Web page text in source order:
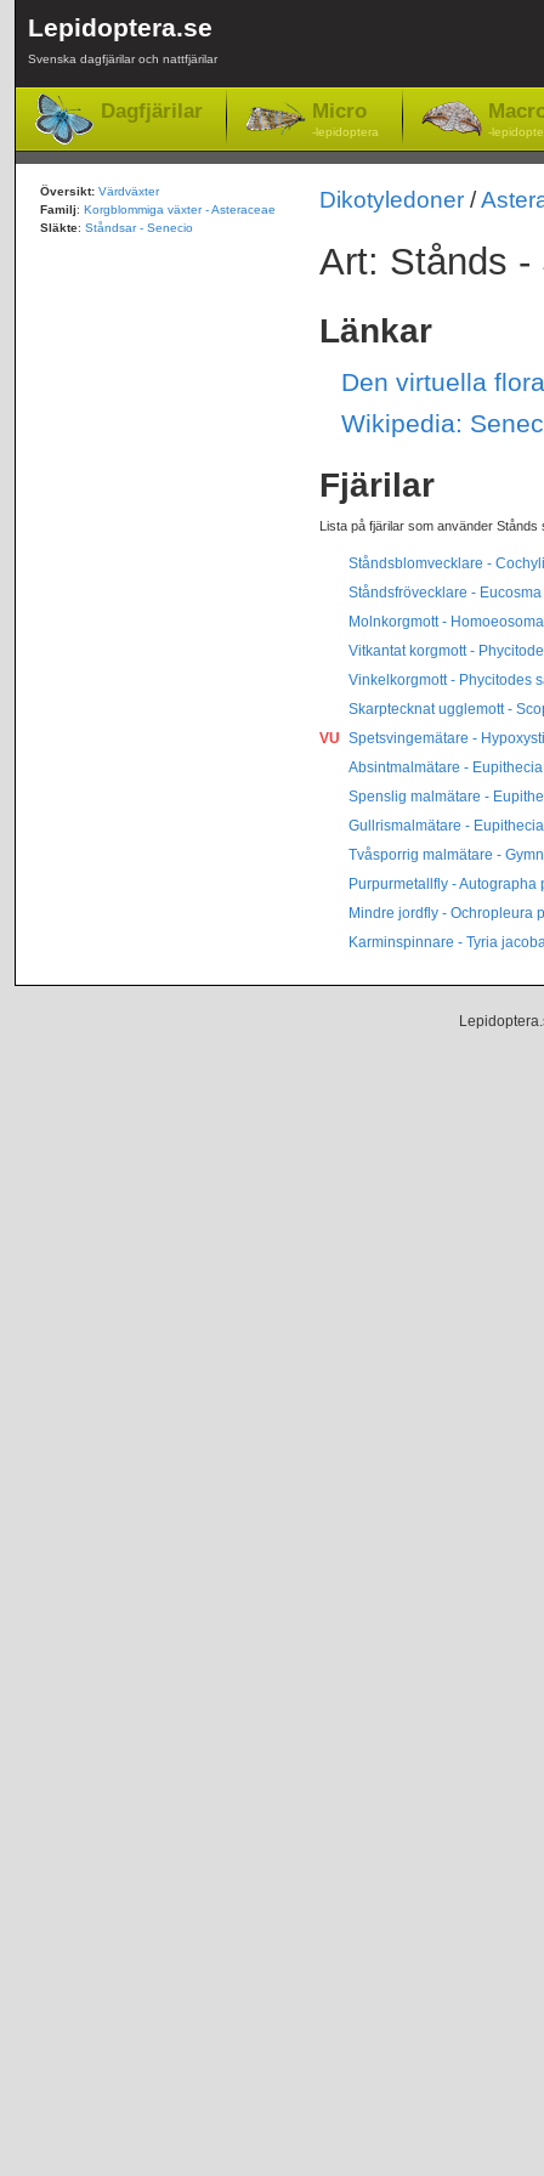
Lepidoptera.se
Svenska dagfjärilar och nattfjärilar
Dagfjärilar Micro
-lepidoptera -
Dikotyledoner/
Art: Stånds -
Länkar
Den virtuella
Wikipedia:
Fjärilar
Lista på fjärilar som använder
Ståndsblomvecklare -
Ståndsfrövecklare -
Molnkorgmott -
Vitkantat korgmott -
Vinkelkorgmott - Phycitodes
Skarptecknat ugglemott -
VU Spetsvingemätare -
Absintmalmätare -
Spenslig malmätare -
Gullrismalmätare -
Tvåsporrig malmätare -
Purpurmetallfly - Autographa
Mindre jordfly - Ochropleura
Karminspinnare - Tyria
Översikt: Värdväxter
Familj: Korgblommiga växter - Asteraceae
Släkte: Ståndsar - Senecio